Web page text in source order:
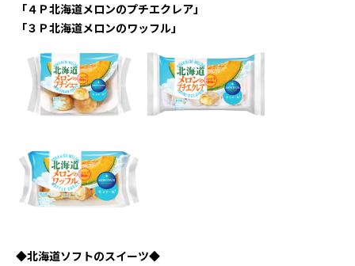
「４Ｐ北海道メロンのプチエクレア」
「３Ｐ北海道メロンのワッフル」
◆北海道ソフトのスイーツ◆